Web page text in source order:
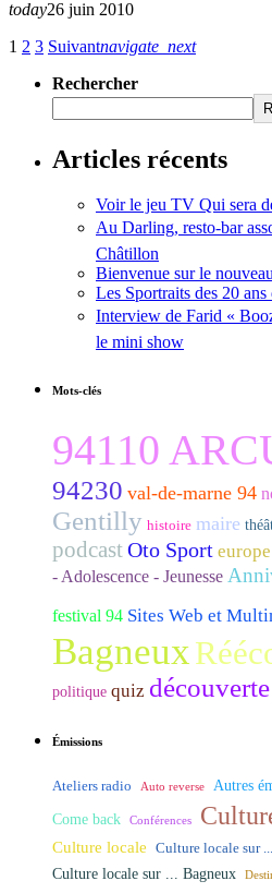
today26 juin 2010
1 2 3 Suivantnavigate_next
Rechercher
Articles récents
Voir le jeu TV Qui sera
Au Darling, resto-bar
Châtillon
Bienvenue sur le
Les Sportraits des 20
Interview de Farid «
le mini show
Mots-clés
94110
94230 val-de-marne 94
Gentilly histoire maire
podcastOto Sport europe
- Adolescence - Jeunesse
festival 94 Sites Web et
Bagneux
politique quiz
Émissions
Ateliers radio Auto reverse Autres
Come back Conférences
Culture locale Culture locale sur
Culture locale sur ... Bagneux